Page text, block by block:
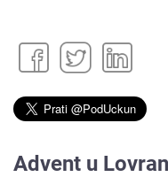
Advent u